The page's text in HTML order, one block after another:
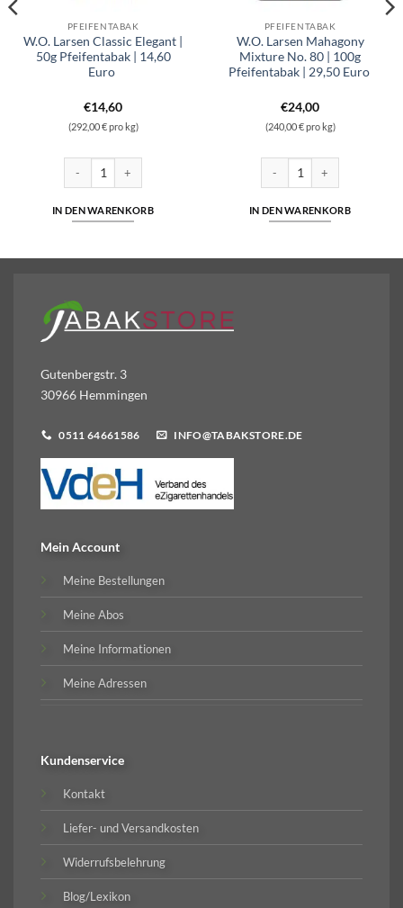
PFEIFENTABAK
W.O. Larsen Classic Elegant |
50g Pfeifentabak | 14,60
Euro
€14,60
(292,00 € pro kg)
W.O. Larsen Classic Elegant | 50g Pfeifentabak | 14,60 Euro Menge
IN DEN WARENKORB
PFEIFENTABAK
W.O. Larsen Mahagony
Mixture No. 80 | 100g
Pfeifentabak | 29,50 Euro
€24,00
(240,00 € pro kg)
W.O. Larsen Mahagony
IN DEN WARENKORB
Gutenbergstr. 3
30966 Hemmingen
0511 64661586 INFO@TABAKSTORE.DE
Mein Account
Meine Bestellungen
Meine Abos
Meine Informationen
Meine Adressen
Kundenservice
Kontakt
Liefer- und Versandkosten
Widerrufsbelehrung
Blog/Lexikon